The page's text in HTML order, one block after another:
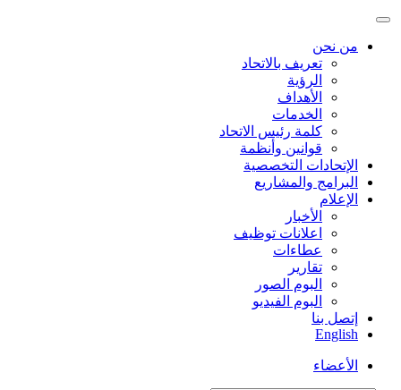
من نحن
تعريف بالاتحاد
الرؤية
الأهداف
الخدمات
كلمة رئيس الاتحاد
قوانين وأنظمة
الإتحادات التخصصية
البرامج والمشاريع
الإعلام
الأخبار
اعلانات توظيف
عطاءات
تقارير
البوم الصور
البوم الفيديو
إتصل بنا
English
الأعضاء